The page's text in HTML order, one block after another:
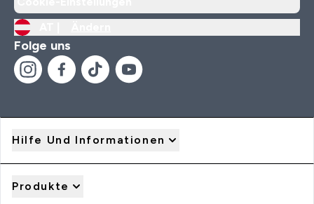
Folge uns
Hilfe Und Informationen
Produkte